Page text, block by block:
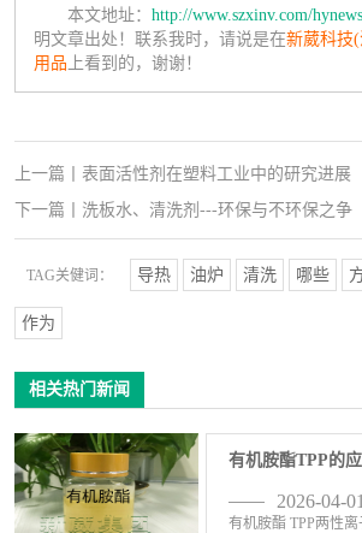
本文地址： http://www.szxinv.com/
明文章出处！联系我时，请说是在新葳科技
用品 上看到的，谢谢！
上一篇
表面活性剂在塑料工业中的研究进展
下一篇
洗板水、清洗剂---环保与不环保之争
TAG关健词： 导热 油炉 清洗 哪些
作为
相关热门新闻
有机胺酯TPP的
2026-04-01
有机胺酯 TPP两性